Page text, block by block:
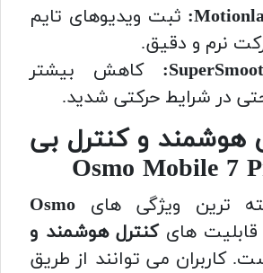
ثبت ویدیوهای تایم
نرم و دقیق.
کاهش بیشتر
در شرایط حرکتی شدید.
هوشمند و کنترل بی
ترین ویژگی های Osmo
قابلیت هایکنترل هوشمند و
کاربران می توانند از طریق